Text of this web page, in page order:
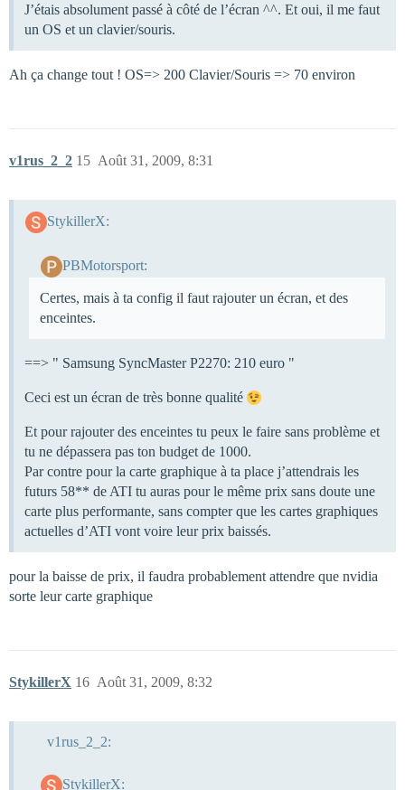
J’étais absolument passé à côté de l’écran ^^. Et oui, il me faut
un OS et un clavier/souris.
Ah ça change tout ! OS=> 200 Clavier/Souris => 70 environ
v1rus_2_2 Août 31, 2009, 8:31
15
StykillerX:
PBMotorsport:
Certes, mais à ta config il faut rajouter un écran, et des
enceintes.
==> " Samsung SyncMaster P2270: 210 euro "
Ceci est un écran de très bonne qualité
Et pour rajouter des enceintes tu peux le faire sans problème et
tu ne dépassera pas ton budget de 1000.
Par contre pour la carte graphique à ta place j’attendrais les
futurs 58** de ATI tu auras pour le même prix sans doute une
carte plus performante, sans compter que les cartes graphiques
actuelles d’ATI vont voire leur prix baissés.
pour la baisse de prix, il faudra probablement attendre que nvidia
sorte leur carte graphique
StykillerX Août 31, 2009, 8:32
16
v1rus_2_2:
StykillerX: